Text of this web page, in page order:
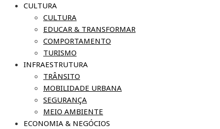
CULTURA
CULTURA
EDUCAR & TRANSFORMAR
COMPORTAMENTO
TURISMO
INFRAESTRUTURA
TRÂNSITO
MOBILIDADE URBANA
SEGURANÇA
MEIO AMBIENTE
ECONOMIA & NEGÓCIOS